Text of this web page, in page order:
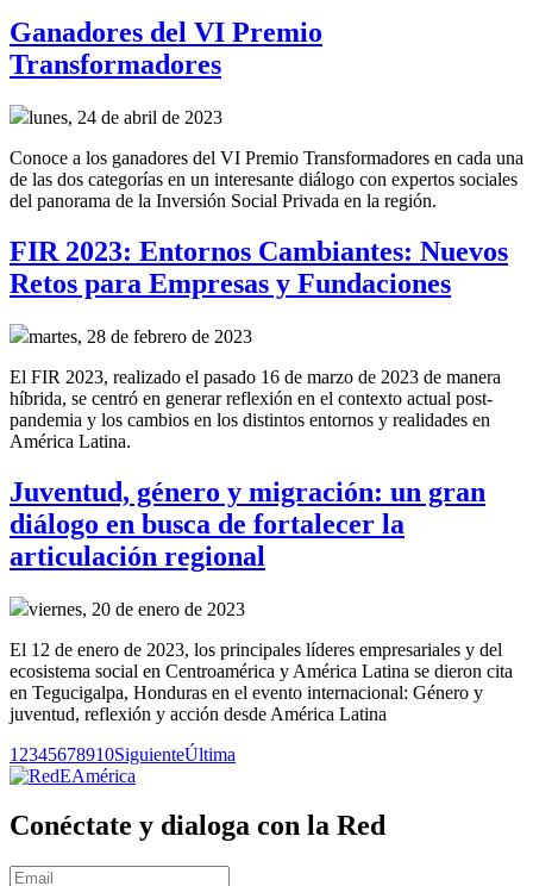
Ganadores del VI Premio
Transformadores
lunes, 24 de abril de 2023
Conoce a los ganadores del VI Premio Transformadores en cada una
de las dos categorías en un interesante diálogo con expertos sociales
del panorama de la Inversión Social Privada en la región.
FIR 2023: Entornos Cambiantes: Nuevos
Retos para Empresas y Fundaciones
martes, 28 de febrero de 2023
El FIR 2023, realizado el pasado 16 de marzo de 2023 de manera
híbrida, se centró en generar reflexión en el contexto actual post-
pandemia y los cambios en los distintos entornos y realidades en
América Latina.
Juventud, género y migración: un gran
diálogo en busca de fortalecer la
articulación regional
viernes, 20 de enero de 2023
El 12 de enero de 2023, los principales líderes empresariales y del
ecosistema social en Centroamérica y América Latina se dieron cita
en Tegucigalpa, Honduras en el evento internacional: Género y
juventud, reflexión y acción desde América Latina
1 2345678910SiguienteÚltima
Conéctate y dialoga con la Red